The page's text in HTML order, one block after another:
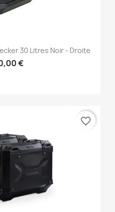
30 Litres Noir - Droite
€
favorite_border